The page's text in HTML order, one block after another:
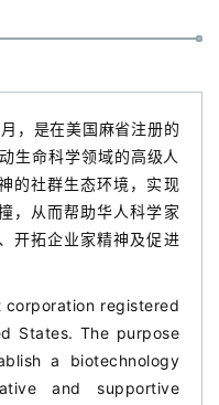
册
，是在美国麻省注册的
生命科学领域的高级人
的社群生态环境，实现
，从而帮助华人科学家
开拓企业家精神及促进
corporation registered
States. The purpose
a biotechnology
and supportive